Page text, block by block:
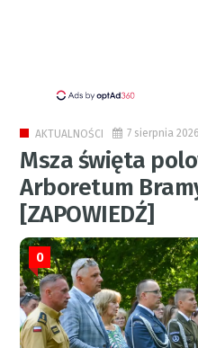
AKTUALNOŚCI 7 sierpnia 2026
Msza święta
Arboretum
[ZAPOWIEDŹ]
0